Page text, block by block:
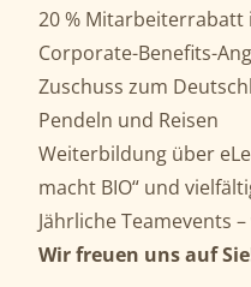
20 % Mitarbeiterrabatt
Corporate-Benefits-
Zuschuss zum
Pendeln und Reisen
Weiterbildung über
macht BIO“ und
Jährliche Teamevents
Wir freuen uns auf